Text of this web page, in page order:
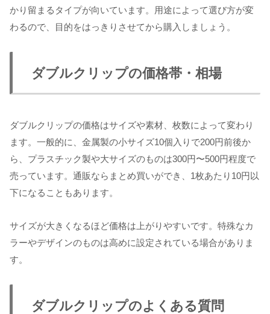
かり留まるタイプが向いています。用途によって選び方が変
わるので、目的をはっきりさせてから購入しましょう。
ダブルクリップの価格帯・相場
ダブルクリップの価格はサイズや素材、枚数によって変わり
ます。一般的に、金属製の小サイズ10個入りで200円前後か
ら、プラスチック製や大サイズのものは300円〜500円程度で
売っています。通販ならまとめ買いができ、1枚あたり10円以
下になることもあります。
サイズが大きくなるほど価格は上がりやすいです。特殊なカ
ラーやデザインのものは高めに設定されている場合がありま
す。
ダブルクリップのよくある質問